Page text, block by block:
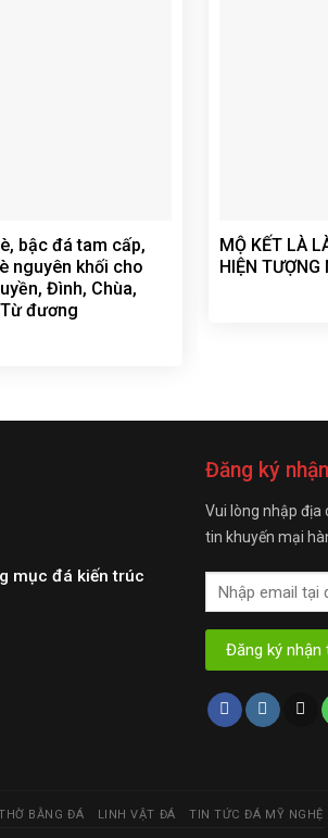
bậc đá tam cấp,
nguyên khối cho
Đình, Chùa,
đương
MỘ KẾT LÀ
HIỆN TƯỢNG
mục đá kiến trúc
Đăng ký
Vui lòng nhập địa
tin khuyến mại
BẰNG ĐÁ LINH VẬT ĐÁ TIN TỨC ĐÁ MỸ NGHỆ